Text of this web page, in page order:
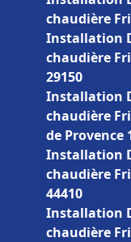
chaudière
Installation
chaudière
29150
Installation
chaudière
de Provence
Installation
chaudière
44410
Installation
chaudière